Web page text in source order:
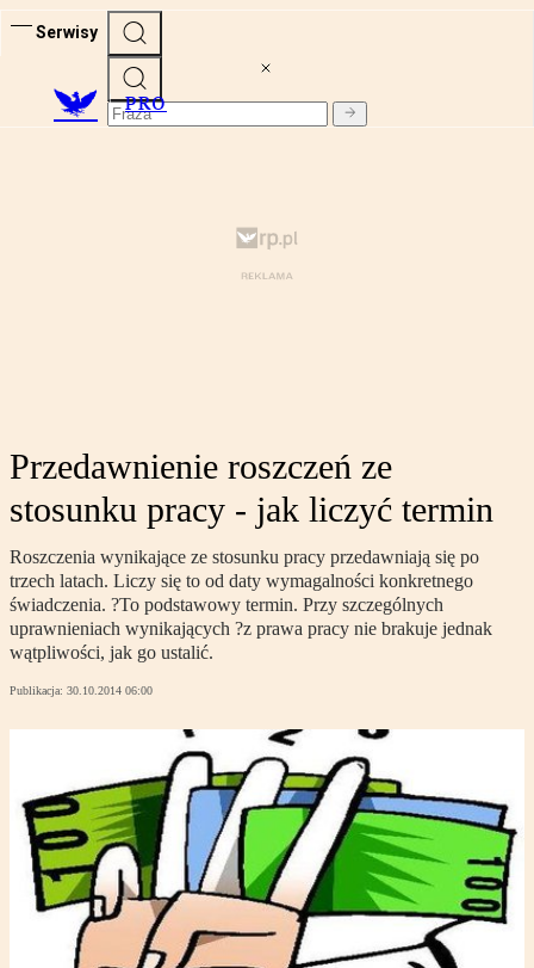
Serwisy
PRO
Przedawnienie roszczeń ze
stosunku pracy - jak liczyć termin
Roszczenia wynikające ze stosunku pracy przedawniają się po
trzech latach. Liczy się to od daty wymagalności konkretnego
świadczenia. ?To podstawowy termin. Przy szczególnych
uprawnieniach wynikających ?z prawa pracy nie brakuje jednak
wątpliwości, jak go ustalić.
Publikacja: 30.10.2014 06:00